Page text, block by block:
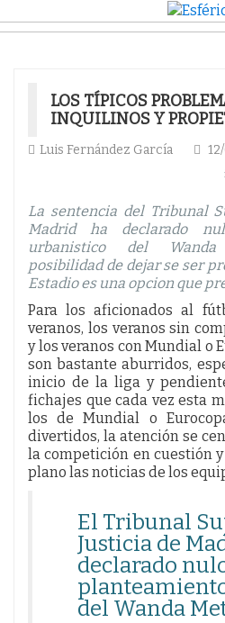
LOS TÍPICOS
INQUILINOS Y
Luis Fernández García
La sentencia del Tribunal
Madrid ha declarado
urbanistico del
posibilidad de dejar se ser
Estadio es una opcion que
Para los aficionados al
veranos, los veranos sin
y los veranos con Mundial o
son bastante aburridos,
inicio de la liga y
fichajes que cada vez esta
los de Mundial o
divertidos, la atención se
la competición en cuestión
plano las noticias de los
El Tribunal
Justicia de
declarado
del Wanda